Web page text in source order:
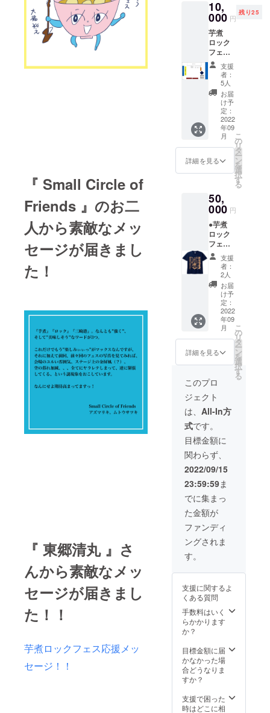
『 Small Circle of
Friends 』のお二
人から素敵なメッ
セージが届きまし
た！
『 東郷清丸 』さ
んから素敵なメッ
セージが届きまし
た！！
芋煮ロックフェス応援メッ
セージ！！
本体サ
イズ：
ズ 着
丈65cm
/ 身幅
55cm /
肩幅
52cm /
袖下
22cm M
サイ
ズ 着
丈69cm
/ 身幅
58cm /
肩幅
サイズ
着丈
73cm /
身幅
61cm /
肩幅
58cm /
袖下
25cm
XLサイ
ズ 着丈
77cm /
身幅
64cm /
肩幅
袖下
27cm
材：
コット
ン100%
の【会
場受け
渡し or
郵送お
届け】
どちら
かをお
選びく
ださい
※会場受
け渡し
の方
は、芋
煮1杯
サービ
ス券を
贈呈し
フェス
オリジ
シャ
ツ』1枚
※カラー
／サイ
ズをお
選びく
ださい
ラー：
ネイ
ビー、
グレー
本体サ
イズ：
丈65cm
55cm /
肩幅
袖下
22cm M
サイ
ズ 着
丈69cm
58cm /
肩幅
袖下
23cm L
着丈
61cm /
肩幅
58cm /
袖下
25cm
XLサイ
身幅
64cm /
肩幅
27cm
生地素
10,
000 円
残り25
芋煮
ロック
フェス
『 愛の
スペ
シャル
観覧
シート
』 ※ス
テージ
最前列
エリア
特別指
定席 ※
カップ
(2席で
10,000
円です)
※1席も2
席も同
じ
10,000
円とな
ります
支援
者：
5人
お届
け予
定：
2022
年09
月
詳細を見る
こ
の
リ
タ
ー
ン
を
選
択
す
る
50,
000 円
●芋煮
ロック
フェス
『 愛の
スポン
サー支
援 』 ・
ホーム
ページ
へ御社
名、団
体名、
屋号、
個人名
を掲載
ロック
フェス
オリジ
ナル『
コンプ
リート
グッズ
3点セッ
ト 』 ※3
点セッ
ト：T
シャツ /
手ぬぐ
い / ワン
カップ
酒 ※物
品本体
の【会
郵送お
どちら
かをお
選びく
ださい
の方
は、芋
煮1杯
贈呈し
ます！
支援
者：
2人
お届
け予
定：
2022
年09
月
詳細を見る
こ
の
リ
タ
ー
ン
を
選
択
す
る
このプロ
ジェクト
は、 All-In方
式です。
目標金額に
関わらず、
2022/09/15
23:59:59ま
でに集まっ
た金額が
ファンディ
ングされま
す。
支援に関するよ
くある質問
手数料はいく
らかかります
か？
目標金額に届
かなかった場
合どうなりま
すか？
支援で困った
時はどこに相